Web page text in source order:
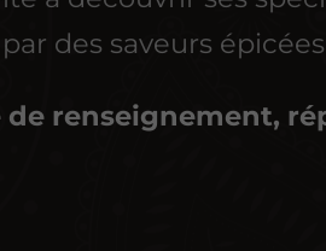
des saveurs
de renseignement,